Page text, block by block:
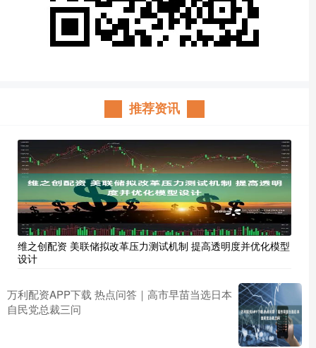
推荐资讯
维之创配资 美联储拟改革压力测试机制 提高透明度并优化模型
设计
万利配资APP下载 热点问答｜高市早苗当选日本
自民党总裁三问